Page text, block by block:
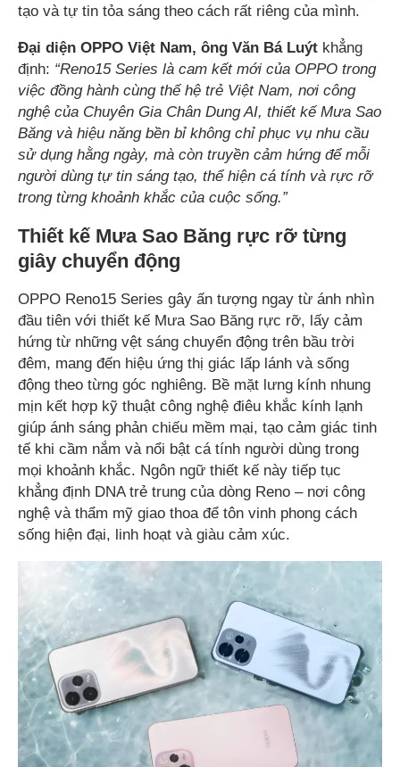
tạo và tự tin tỏa sáng theo cách rất riêng của mình.
Đại diện OPPO Việt Nam, ông Văn Bá Luýt khẳng
định: “Reno15 Series là cam kết mới của OPPO trong
việc đồng hành cùng thế hệ trẻ Việt Nam, nơi công
nghệ của Chuyên Gia Chân Dung AI, thiết kế Mưa Sao
Băng và hiệu năng bền bỉ không chỉ phục vụ nhu cầu
sử dụng hằng ngày, mà còn truyền cảm hứng để mỗi
người dùng tự tin sáng tạo, thể hiện cá tính và rực rỡ
trong từng khoảnh khắc của cuộc sống.”
Thiết kế Mưa Sao Băng rực rỡ từng
giây chuyển động
OPPO Reno15 Series gây ấn tượng ngay từ ánh nhìn
đầu tiên với thiết kế Mưa Sao Băng rực rỡ, lấy cảm
hứng từ những vệt sáng chuyển động trên bầu trời
đêm, mang đến hiệu ứng thị giác lấp lánh và sống
động theo từng góc nghiêng. Bề mặt lưng kính nhung
mịn kết hợp kỹ thuật công nghệ điêu khắc kính lạnh
giúp ánh sáng phản chiếu mềm mại, tạo cảm giác tinh
tế khi cầm nắm và nổi bật cá tính người dùng trong
mọi khoảnh khắc. Ngôn ngữ thiết kế này tiếp tục
khẳng định DNA trẻ trung của dòng Reno – nơi công
nghệ và thẩm mỹ giao thoa để tôn vinh phong cách
sống hiện đại, linh hoạt và giàu cảm xúc.